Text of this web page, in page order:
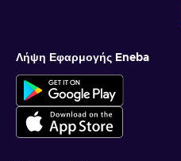
Λήψη Εφαρμογής Eneba